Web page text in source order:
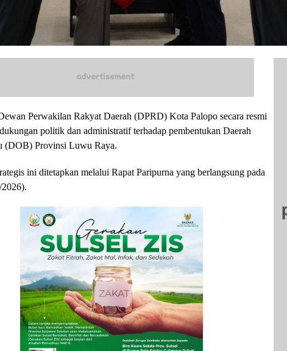
Perwakilan Rakyat Daerah (DPRD) Kota Palopo secara resmi
politik dan administratif terhadap pembentukan Daerah
(DOB) Provinsi Luwu Raya.
ini ditetapkan melalui Rapat Paripurna yang berlangsung pada